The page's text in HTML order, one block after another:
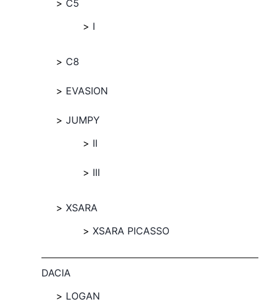
C5
I
C8
EVASION
JUMPY
II
III
XSARA
XSARA PICASSO
DACIA
LOGAN